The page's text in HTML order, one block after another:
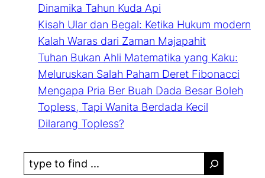
Dinamika Tahun Kuda Api
Kisah Ular dan Begal: Ketika Hukum modern
Kalah Waras dari Zaman Majapahit
Tuhan Bukan Ahli Matematika yang Kaku:
Meluruskan Salah Paham Deret Fibonacci
Mengapa Pria Ber Buah Dada Besar Boleh
Topless, Tapi Wanita Berdada Kecil
Dilarang Topless?
S